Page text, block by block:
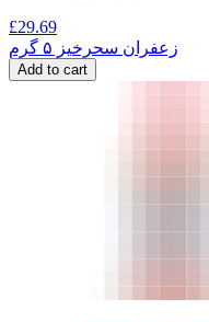
£29.69
زعفران سحرخیز ۵ گرم
Add to cart